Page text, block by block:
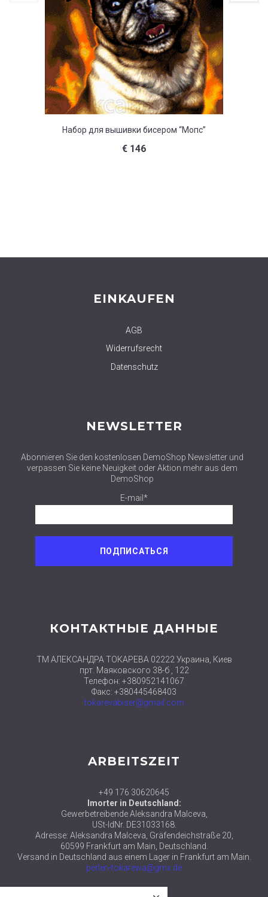
Набор для вышивки бисером “Мопс”
€ 146
EINKAUFEN
AGB
Widerrufsrecht
Datenschutz
NEWSLETTER
Abonnieren Sie den kostenlosen DemoShop Newsletter und
verpassen Sie keine Neuigkeit oder Aktion mehr aus dem
DemoShop
E-mail*
КОНТАКТНЫЕ ДАННЫЕ
ТМ АЛЕКСАНДРА ТОКАРЕВА 02222 Украина, Киев
прт. Маяковского 38-б , 122
Телефон: +380952141067
Факс: +380445468403
tokarevabiser@gmail.com
ARBEITSZEIT
+49 176 30620645
Imorter in Deutschland:
Gewerbetreibende Aleksandra Malceva,
USt-IdNr. DE31033168.
Adresse: Aleksandra Malceva, Gräfendeichstraße 20,
60599 Frankfurt am Main, Deutschland.
Versand in Deutschland aus einem Lager in Frankfurt am Main.
perlen-tokarewa@gmx.de
close